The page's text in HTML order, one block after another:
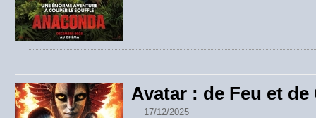
Avatar : de Feu et de
17/12/2025